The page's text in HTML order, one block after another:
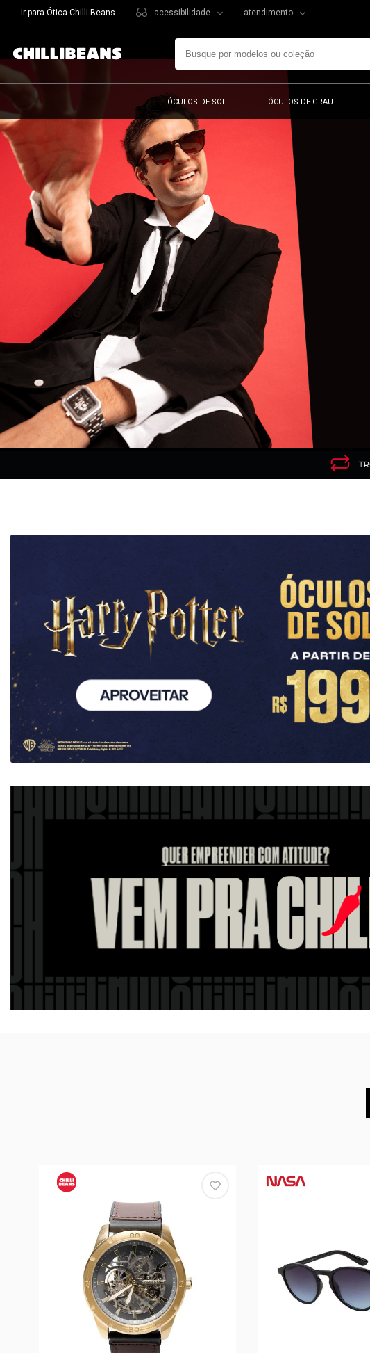
Ir para Ótica Chilli Beans acessibilidade atendimento
ÓCULOS DE SOL ÓCULOS DE GRAU